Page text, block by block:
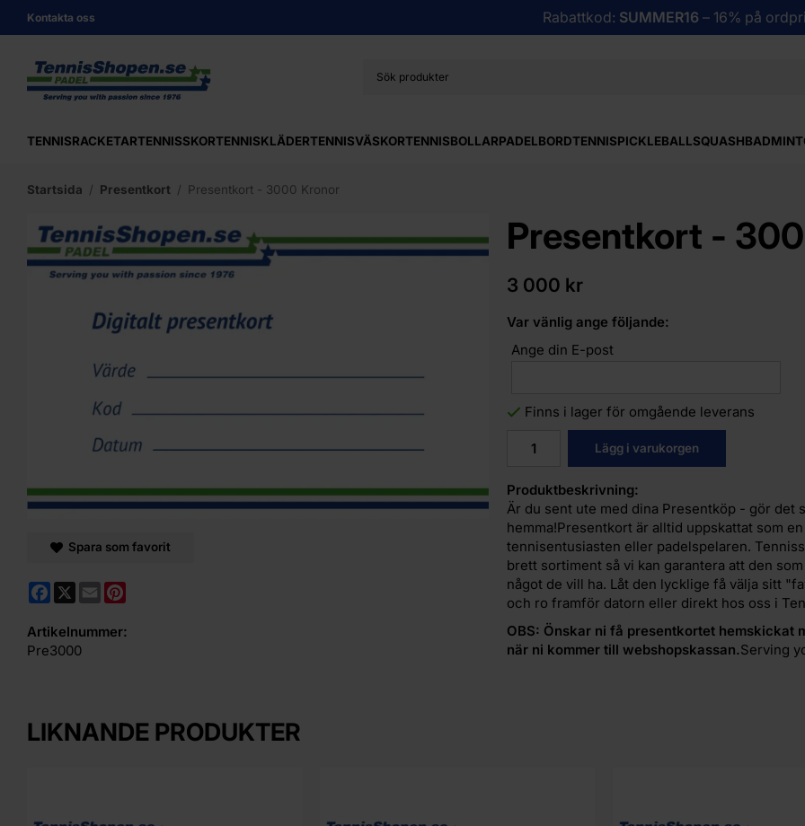
Kontakta oss Rabattkod: SUMMER16 – 16% på
TENNISRACKETARTENNISSKORTENNISKLÄDERTENNISVÄSKORTENNISBOLLARPADELBORDTENNISPICKLEBALLSQUASH
Startsida / Presentkort / Presentkort - 3000 Kronor
Presentkort -
3 000 kr
Var vänlig ange följande:
Ange din E-post
Finns i lager för omgående leverans
Lägg i varukorgen
Produktbeskrivning:
Är du sent ute med dina Presentköp - gör
hemma!Presentkort är alltid uppskattat som
tennisentusiasten eller padelspelaren.
brett sortiment så vi kan garantera att den
något de vill ha. Låt den lycklige få välja sitt
och ro framför datorn eller direkt hos oss i
OBS: Önskar ni få presentkortet hemskickat
när ni kommer till webshopskassan.Serving
Spara som favorit
Facebook
X Email
Artikelnummer:
Pre3000
LIKNANDE PRODUKTER